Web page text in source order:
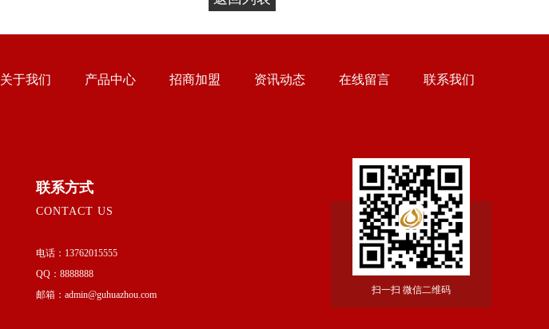
关于我们 产品中心 招商加盟 资讯动态 在线留言 联系我们
联系方式
CONTACT US
电话：13762015555
QQ：8888888
邮箱：admin@guhuazhou.com
扫一扫 微信二维码